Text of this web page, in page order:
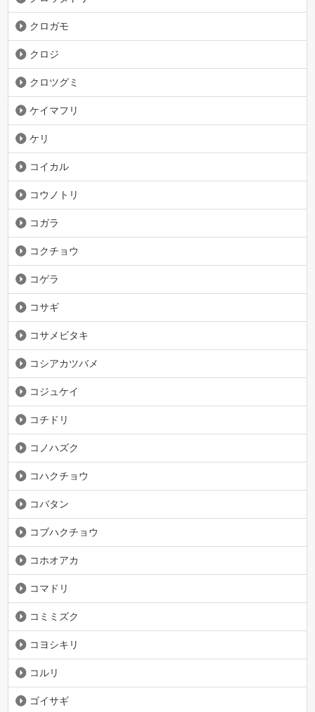
クロガモ
クロジ
クロツグミ
ケイマフリ
ケリ
コイカル
コウノトリ
コガラ
コクチョウ
コゲラ
コサギ
コサメビタキ
コシアカツバメ
コジュケイ
コチドリ
コノハズク
コハクチョウ
コバタン
コブハクチョウ
コホオアカ
コマドリ
コミミズク
コヨシキリ
コルリ
ゴイサギ